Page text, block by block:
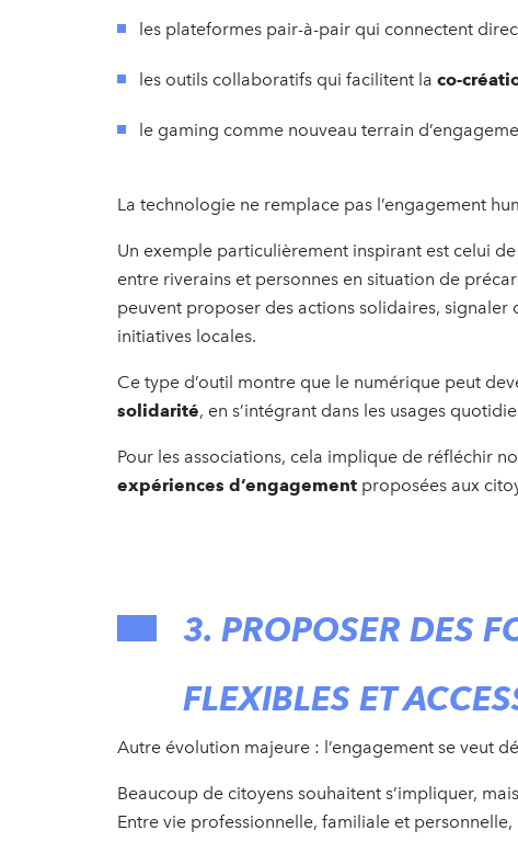
les plateformes pair-à-pair qui connectent
les outils collaboratifs qui facilitent la co-
le gaming comme nouveau terrain
La technologie ne remplace pas l’engagement
Un exemple particulièrement inspirant est celui
entre riverains et personnes en situation de
peuvent proposer des actions solidaires, signaler
initiatives locales.
Ce type d’outil montre que le numérique peut
solidarité, en s’intégrant dans les usages
Pour les associations, cela implique de réfléchir
expériences d’engagement proposées aux
3. PROPOSER DES
FLEXIBLES ET
Autre évolution majeure : l’engagement se veut
Beaucoup de citoyens souhaitent s’impliquer,
Entre vie professionnelle, familiale et